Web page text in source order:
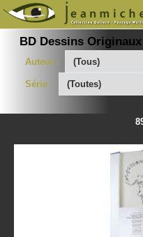
BD Dessins
Auteur :
Série :